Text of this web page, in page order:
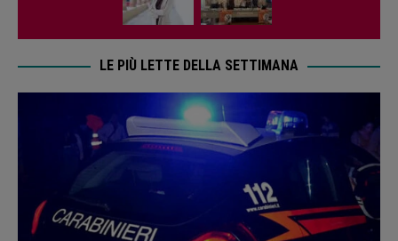
LE PIÙ LETTE DELLA SETTIMANA